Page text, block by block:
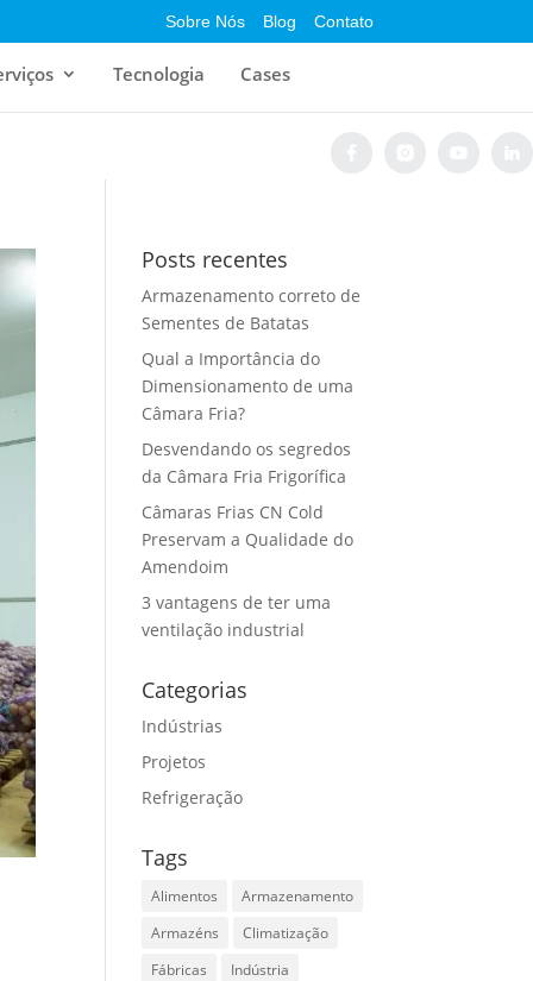
Sobre Nós Blog Contato
Tecnologia Cases
Posts recentes
Armazenamento correto de
Sementes de Batatas
Qual a Importância do
Dimensionamento de uma
Câmara Fria?
Desvendando os segredos
da Câmara Fria Frigorífica
Câmaras Frias CN Cold
Preservam a Qualidade do
Amendoim
3 vantagens de ter uma
ventilação industrial
Categorias
Indústrias
Projetos
Refrigeração
Tags
Alimentos
Armazenamento
Armazéns
Climatização
Fábricas
Indústria